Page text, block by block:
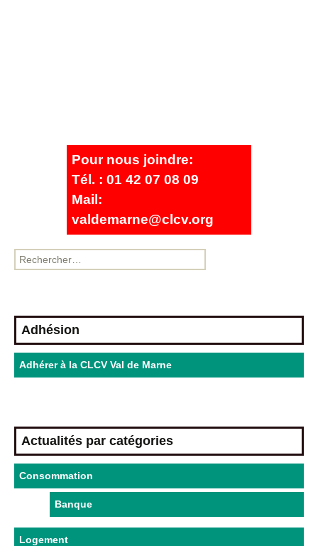
Pour nous joindre:
Tél. : 01 42 07 08 09
Mail:
valdemarne@clcv.org
Adhésion
Adhérer à la CLCV Val de Marne
Actualités par catégories
Consommation
Banque
Logement